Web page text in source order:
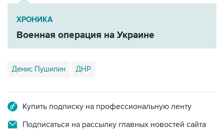
ХРОНИКА
Военная операция на Украине
Денис Пушилин ДНР
Купить подписку на профессиональную ленту
Подписаться на рассылку главных новостей сайта